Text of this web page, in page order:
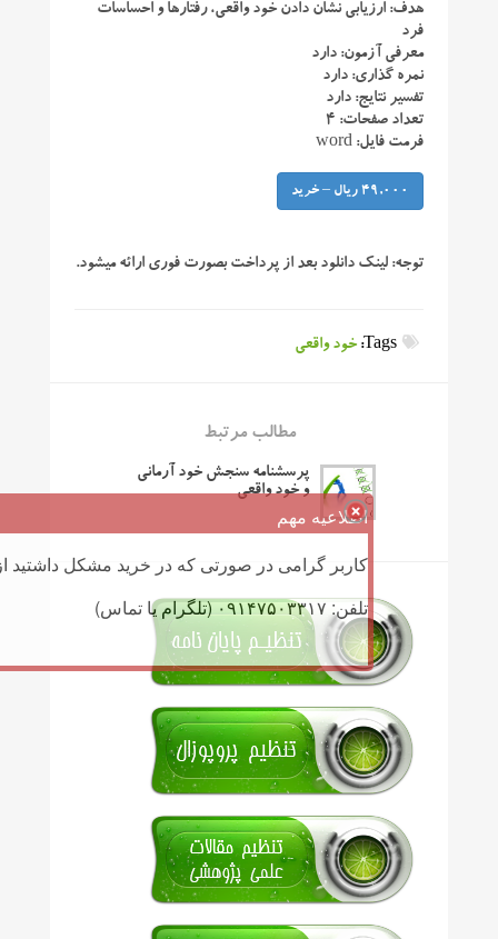
هدف: ارزیابی نشان دادن خود واقعی، رفتارها و احساسات
فرد
معرفی آزمون: دارد
نمره گذاری: دارد
تفسیر نتایج: دارد
تعداد صفحات: ۴
فرمت فایل: word
49,000 ریال – خرید
توجه: لینک دانلود بعد از پرداخت بصورت فوری ارائه میشود.
Tags: خود واقعی
مطالب مرتبط
پرسشنامه سنجش خود آرمانی
و خود واقعی
اطلاعیه مهم
کاربر گرامی در صورتی که در خرید مشکل داشتید
تلفن: ۰۹۱۴۷۵۰۳۳۱۷ (تلگرام یا تماس)